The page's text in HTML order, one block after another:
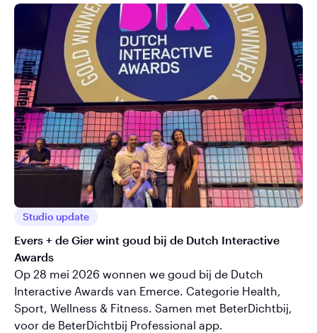
Studio update
Evers + de Gier wint goud bij de Dutch Interactive
Awards
Op 28 mei 2026 wonnen we goud bij de Dutch
Interactive Awards van Emerce. Categorie Health,
Sport, Wellness & Fitness. Samen met BeterDichtbij,
voor de BeterDichtbij Professional app.